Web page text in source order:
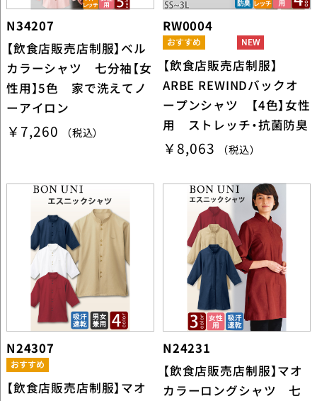
N34207
【飲食店販売店制服】ベル
カラーシャツ 七分袖【女
性用】5色 家で洗えてノ
ーアイロン
￥7,260 （税込）
RW0004
【飲食店販売店制服】
ARBE REWINDバックオ
ープンシャツ 【4色】女性
用 ストレッチ・抗菌防臭
￥8,063 （税込）
N24307
【飲食店販売店制服】マオ
N24231
【飲食店販売店制服】マオ
カラーロングシャツ 七